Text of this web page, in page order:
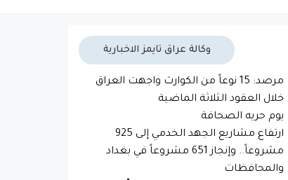
وكالة عراق تايمز الاخبارية
مرصد: 15 نوعاً من الكوارث واجهت العراق
خلال العقود الثلاثة الماضية
يوم حريه الصحافة
ارتفاع مشاريع الجهد الخدمي إلى 925
مشروعاً.. وإنجاز 651 مشروعاً في بغداد
والمحافظات